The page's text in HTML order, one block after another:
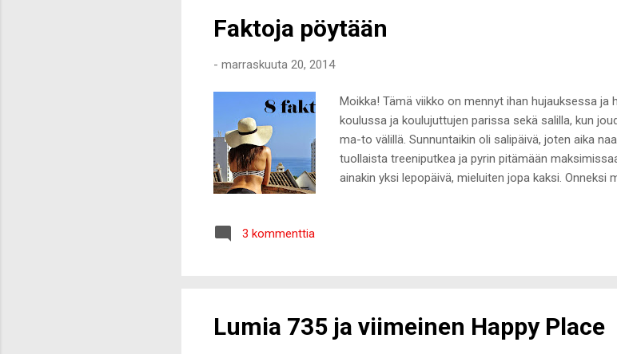
Faktoja pöytään
- marraskuuta 20, 2014
Moikka! Tämä viikko on mennyt ihan hujauksessa
koulussa ja koulujuttujen parissa sekä salilla, kun
ma-to välillä. Sunnuntaikin oli salipäivä, joten aika
tuollaista treeniputkea ja pyrin pitämään
ainakin yksi lepopäivä, mieluiten jopa kaksi. Onneksi
liikeen Vila-tyttöjen kanssa syömään ja
3 kommenttia
Lumia 735 ja viimeinen Happy Place